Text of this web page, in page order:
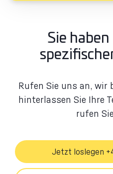
Sie
Rufen Sie uns an, wir
hinterlassen Sie Ihre
rufen
Jetzt loslegen